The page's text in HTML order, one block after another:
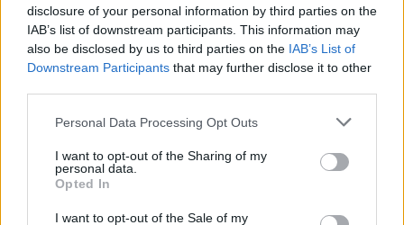
disclosure of your personal information by third parties on the
IAB’s list of downstream participants. This information may
also be disclosed by us to third parties on the IAB’s List of
Downstream Participants that may further disclose it to other
Please note that this website/app uses one or more Google
not limited to your visit or usage behaviour. You may click to
grant or deny consent to Google and its third-party tags to
use your data for below specified purposes in below Google
consent section.
Personal Data Processing Opt Outs
I want to opt-out of the Sharing of my
personal data.
Opted In
I want to opt-out of the Sale of my
Συναγερμός στον Λυκαβηττό: Βρέθηκε
πτώμα μέσα σε σπηλιά κοντά στο
εκκλησάκι των Αγίων Ισιδώρων